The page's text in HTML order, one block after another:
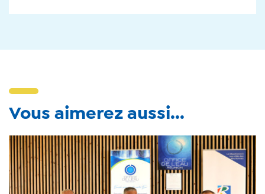
Vous aimerez aussi...